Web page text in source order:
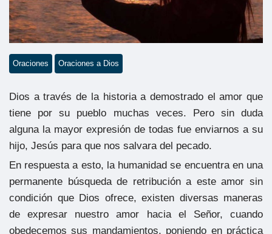
Oraciones Oraciones a Dios
Dios a través de la historia a demostrado el amor que
tiene por su pueblo muchas veces. Pero sin duda
alguna la mayor expresión de todas fue enviarnos a su
hijo, Jesús para que nos salvara del pecado.
En respuesta a esto, la humanidad se encuentra en una
permanente búsqueda de retribución a este amor sin
condición que Dios ofrece, existen diversas maneras
de expresar nuestro amor hacia el Señor, cuando
obedecemos sus mandamientos, poniendo en práctica